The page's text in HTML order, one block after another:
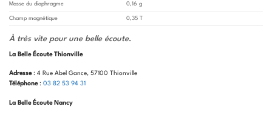
Masse du diaphragme 0,16 g
Champ magnétique 0,35 T
À très vite pour une belle écoute.
La Belle Écoute Thionville
Adresse: 4 Rue Abel Gance, 57100 Thionville
Téléphone: 03 82 53 94 31
La Belle Écoute Nancy